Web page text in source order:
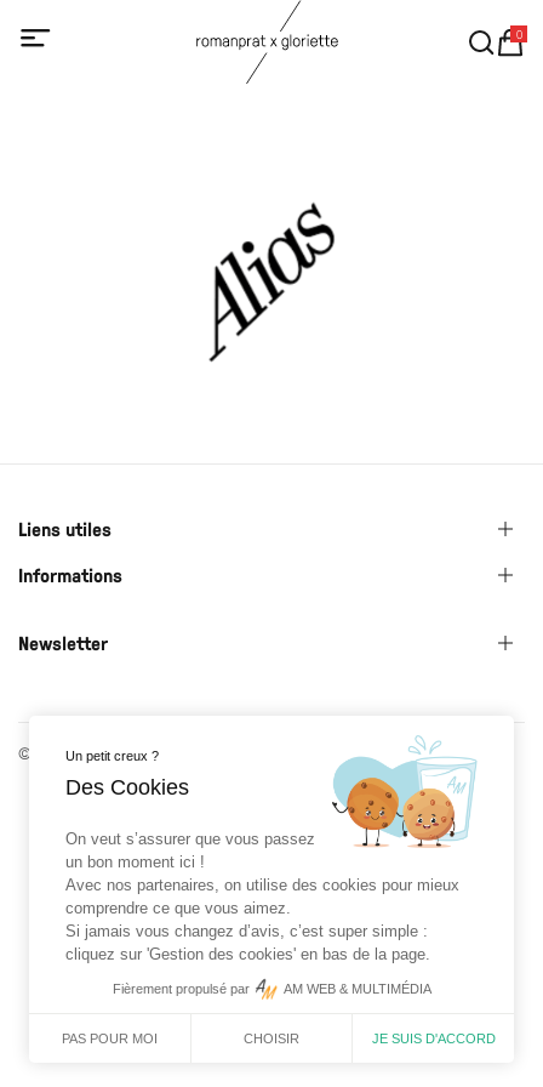
0
Liens utiles
Informations
Newsletter
© 2026 Roman Prat x Gloriette - Réalisé par AM WEB & MULTIMÉDIA
Un petit creux ?
Des Cookies
On veut s’assurer que vous passez
un bon moment ici !
Avec nos partenaires, on utilise des cookies pour mieux
comprendre ce que vous aimez.
Si jamais vous changez d’avis, c’est super simple :
cliquez sur 'Gestion des cookies' en bas de la page.
Fièrement propulsé par AM WEB & MULTIMÉDIA
PAS POUR MOI CHOISIR JE SUIS D'ACCORD